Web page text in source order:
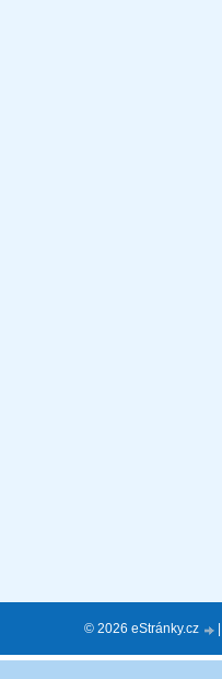
© 2026 eStránky.cz